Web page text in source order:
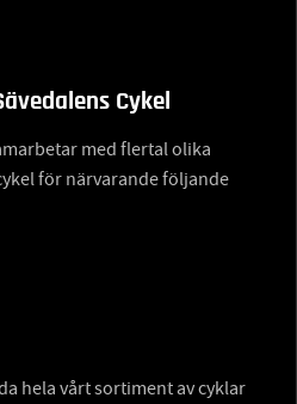
Cykel
med flertal olika
för närvarande följande
hela vårt sortiment av cyklar